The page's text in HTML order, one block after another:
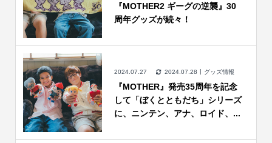
『MOTHER2 ギーグの逆襲』30
周年グッズが続々！
2024.07.27 2024.07.28 グッズ情報
『MOTHER』発売35周年を記念
して「ぼくとともだち」シリーズ
に、ニンテン、アナ、ロイド、...